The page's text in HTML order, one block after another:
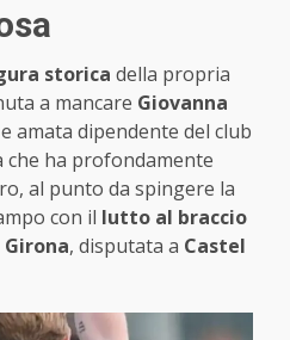
storica della propria
a mancare Giovanna
amata dipendente del club
ha profondamente
al punto da spingere la
con il lutto al braccio
Girona, disputata a Castel